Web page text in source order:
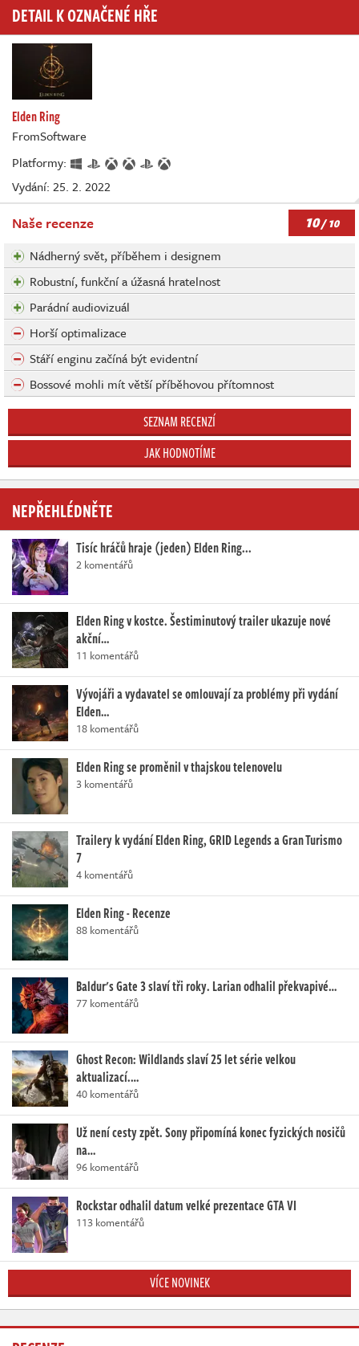
DETAIL K OZNAČENÉ HŘE
Elden Ring
FromSoftware
Platformy:
Vydání: 25. 2. 2022
Naše recenze 10/ 10
Nádherný svět, příběhem i designem
Robustní, funkční a úžasná hratelnost
Parádní audiovizuál
Horší optimalizace
Stáří enginu začíná být evidentní
Bossové mohli mít větší příběhovou přítomnost
SEZNAM RECENZÍ
JAK HODNOTÍME
NEPŘEHLÉDNĚTE
Tisíc hráčů hraje (jeden) Elden Ring...
2 komentářů
Elden Ring v kostce. Šestiminutový trailer ukazuje nové
akční…
11 komentářů
Vývojáři a vydavatel se omlouvají za problémy při vydání
Elden…
18 komentářů
Elden Ring se proměnil v thajskou telenovelu
3 komentářů
Trailery k vydání Elden Ring, GRID Legends a Gran Turismo
7
4 komentářů
Elden Ring - Recenze
88 komentářů
Baldur's Gate 3 slaví tři roky. Larian odhalil překvapivé…
77 komentářů
Ghost Recon: Wildlands slaví 25 let série velkou
aktualizací.…
40 komentářů
Už není cesty zpět. Sony připomíná konec fyzických nosičů
na…
96 komentářů
Rockstar odhalil datum velké prezentace GTA VI
113 komentářů
VÍCE NOVINEK